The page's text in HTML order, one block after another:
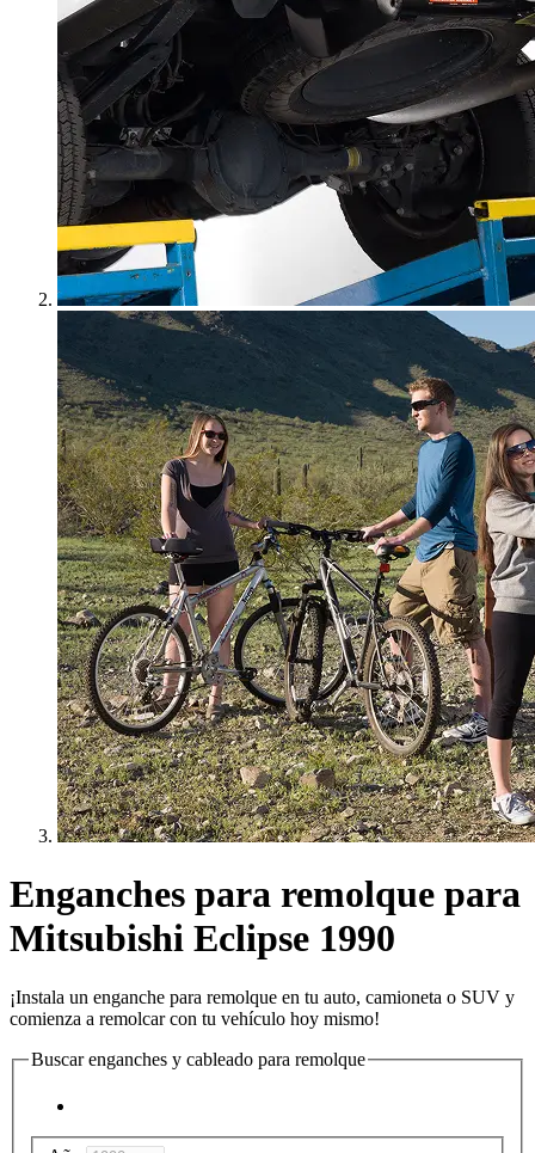
Enganches para remolque para
Mitsubishi Eclipse 1990
¡Instala un enganche para remolque en tu auto, camioneta o SUV y
comienza a remolcar con tu vehículo hoy mismo!
Buscar enganches y cableado para remolque